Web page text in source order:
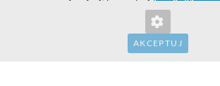
Nieprawidłowy klucz formularza.
AKCEPTUJ